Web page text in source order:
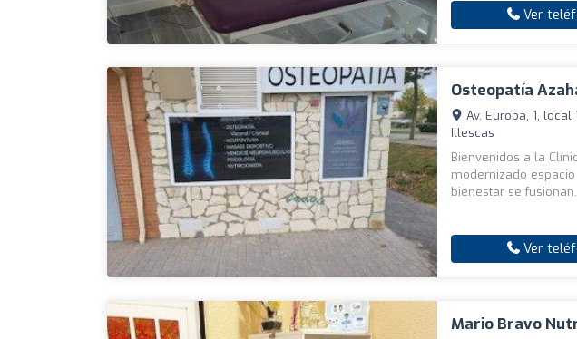
Ver
Osteopatía
Av. Europa, 1, local
Illescas
Bienvenidos a la
modernizado
bienestar se
Ver
Mario Bravo